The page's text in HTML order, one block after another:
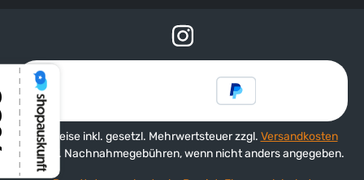
Alle Preise inkl. gesetzl. Mehrwertsteuer zzgl. Versandkosten
und ggf. Nachnahmegebühren, wenn nicht anders angegeben.